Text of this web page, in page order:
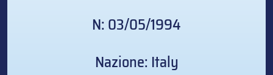
N: 03/05/1994
Nazione: Italy